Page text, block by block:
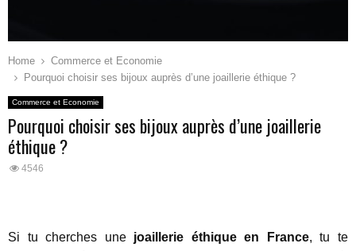
Home
Commerce et Economie
Pourquoi choisir ses bijoux auprès d’une joaillerie éthique ?
Commerce et Economie
Pourquoi choisir ses bijoux auprès d’une joaillerie
éthique ?
4546
Si tu cherches une joaillerie éthique en France, tu te